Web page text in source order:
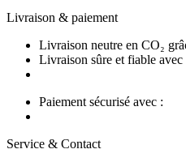
Livraison & paiement
Livraison neutre en CO₂
Livraison sûre et fiable
Paiement sécurisé avec :
Service & Contact